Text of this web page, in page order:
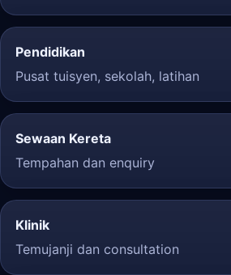
Pendidikan
Pusat tuisyen, sekolah, latihan
Sewaan Kereta
Tempahan dan enquiry
Klinik
Temujanji dan consultation